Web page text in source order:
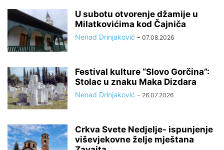
U subotu otvorenje džamije u
Milatkovićima kod Čajniča
Nenad Drinjaković - 07.08.2026
Festival kulture “Slovo Gorčina”:
Stolac u znaku Maka Dizdara
Nenad Drinjaković - 26.07.2026
Crkva Svete Nedjelje- ispunjenje
viševjekovne želje mještana